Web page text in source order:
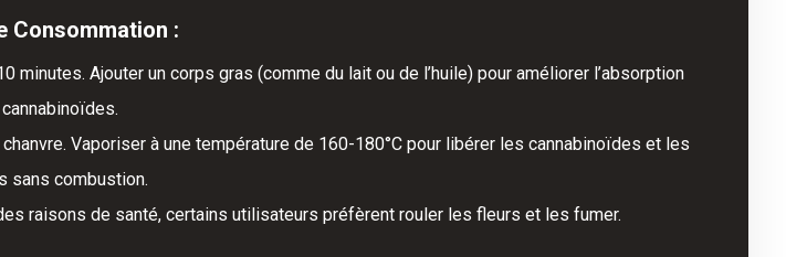
Consommation :
Ajouter un corps gras (comme du lait ou de l’huile) pour améliorer l’absorption
Vaporiser à une température de 160-180°C pour libérer les cannabinoïdes et les
sans combustion.
raisons de santé, certains utilisateurs préfèrent rouler les fleurs et les fumer.